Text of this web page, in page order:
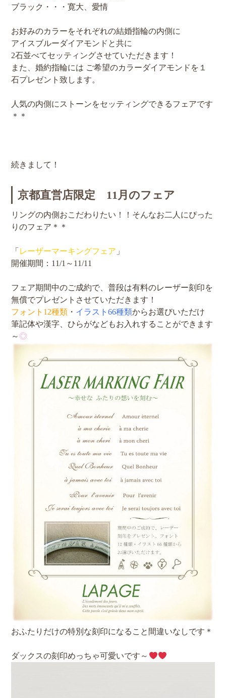
ブラック・・・寛大、愛情
お好みのカラーをそれぞれの結婚指輪の内側に
アイスブルーダイアモンドと共に
2石並べてセッティングさせていただきます！
また、婚約指輪には ご希望のカラーダイアモンドを１
石プレゼント致します。
人気の内側にストーンをセッティングできるフェアです
＊＊
続きまして！
京都直営店限定 11月のフェア
リングの内側おこだわりたい！！そんなお二人にぴった
りのフェア＊＊
「 レーザーマーキングフェア 」
開催期間：11/1～11/11
フェア期間中のご成約で、普段は有料のレーザー刻印を
無償でプレゼントさせていただきます！
フォント12種類 ・ イラスト66種類からお選びいただけ
筆記体や漢字、ひらがなどもお入れすることができます
～ ◎
おふたりだけの特別な刻印になること間違いなしです＊
ダックスの刻印めっちゃ可愛いです～